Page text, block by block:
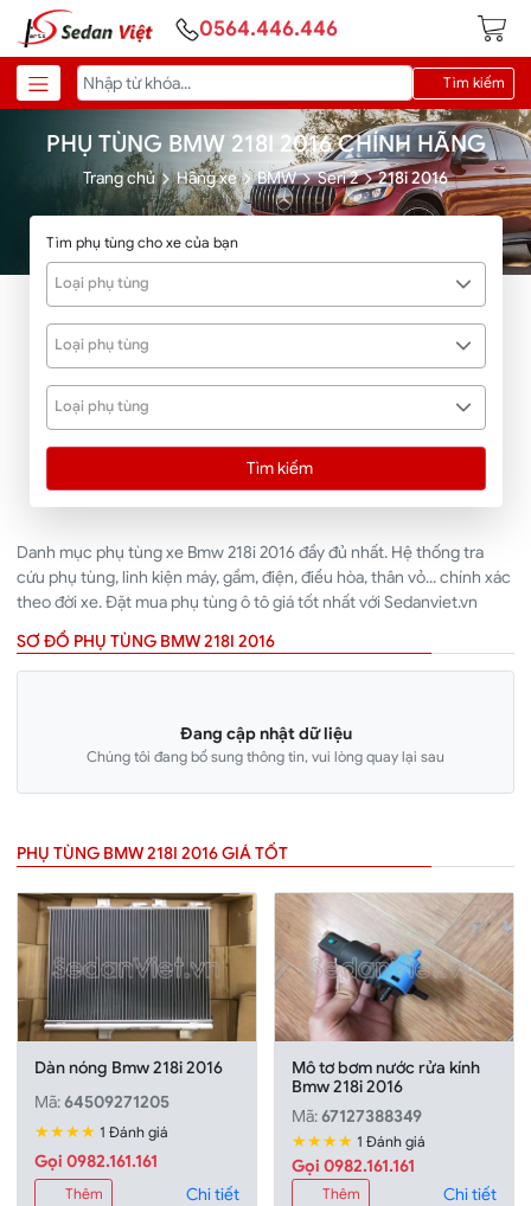
0564.446.446
Tìm kiếm
PHỤ TÙNG BMW 218I 2016 CHÍNH HÃNG
Trang chủ Hãng xe BMW Seri 2 218i 2016
Tìm phụ tùng cho xe của bạn
Loại phụ tùng
Loại phụ tùng
Loại phụ tùng
Tìm kiếm
Danh mục phụ tùng xe Bmw 218i 2016 đầy đủ nhất. Hệ thống tra
cứu phụ tùng, linh kiện máy, gầm, điện, điều hòa, thân vỏ... chính xác
theo đời xe. Đặt mua phụ tùng ô tô giá tốt nhất với Sedanviet.vn
SƠ ĐỒ PHỤ TÙNG BMW 218I 2016
Đang cập nhật dữ liệu
Chúng tôi đang bổ sung thông tin, vui lòng quay lại sau
PHỤ TÙNG BMW 218I 2016 GIÁ TỐT
Dàn nóng Bmw 218i 2016
Mã:64509271205
★★★★ 1 Đánh giá
Gọi 0982.161.161
Thêm Chi tiết
Mô tơ bơm nước rửa kính
Bmw 218i 2016
Mã:67127388349
★★★★ 1 Đánh giá
Gọi 0982.161.161
Thêm Chi tiết